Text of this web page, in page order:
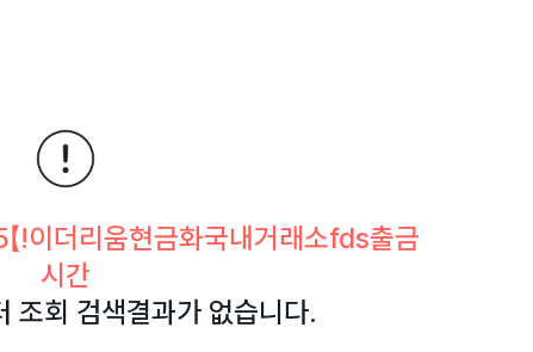
ǃ이더리움현금화국내거래소fds출금
시간
조회 검색결과가 없습니다.